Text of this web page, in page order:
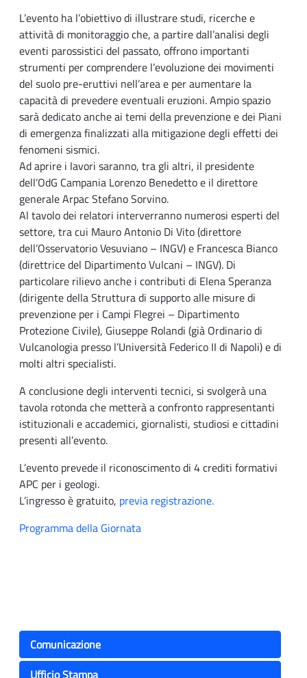
L’evento ha l’obiettivo di illustrare studi, ricerche e
attività di monitoraggio che, a partire dall’analisi degli
eventi parossistici del passato, offrono importanti
strumenti per comprendere l’evoluzione dei movimenti
del suolo pre-eruttivi nell’area e per aumentare la
capacità di prevedere eventuali eruzioni. Ampio spazio
sarà dedicato anche ai temi della prevenzione e dei Piani
di emergenza finalizzati alla mitigazione degli effetti dei
fenomeni sismici.
Ad aprire i lavori saranno, tra gli altri, il presidente
dell’OdG Campania Lorenzo Benedetto e il direttore
generale Arpac Stefano Sorvino.
Al tavolo dei relatori interverranno numerosi esperti del
settore, tra cui Mauro Antonio Di Vito (direttore
dell’Osservatorio Vesuviano – INGV) e Francesca Bianco
(direttrice del Dipartimento Vulcani – INGV). Di
particolare rilievo anche i contributi di Elena Speranza
(dirigente della Struttura di supporto alle misure di
prevenzione per i Campi Flegrei – Dipartimento
Protezione Civile), Giuseppe Rolandi (già Ordinario di
Vulcanologia presso l’Università Federico II di Napoli) e di
molti altri specialisti.
A conclusione degli interventi tecnici, si svolgerà una
tavola rotonda che metterà a confronto rappresentanti
istituzionali e accademici, giornalisti, studiosi e cittadini
presenti all’evento.
L’evento prevede il riconoscimento di 4 crediti formativi
APC per i geologi.
L’ingresso è gratuito, previa registrazione.
Programma della Giornata
Comunicazione
Ufficio Stampa